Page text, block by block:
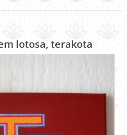
lotosa, terakota